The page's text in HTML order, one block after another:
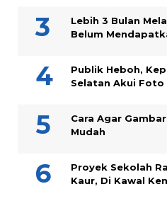
Lebih 3 Bulan
Belum
Publik Heboh,
Selatan Akui Foto
Cara Agar
Mudah
Proyek Sekolah
Kaur, Di Kawal